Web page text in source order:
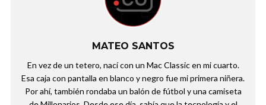
MATEO SANTOS
En vez de un tetero, nací con un Mac Classic en mi cuarto.
Esa caja con pantalla en blanco y negro fue mi primera niñera.
Por ahí, también rondaba un balón de fútbol y una camiseta